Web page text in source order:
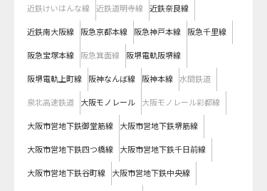
近鉄けいはんな線 近鉄道明寺線 近鉄奈良線
近鉄南大阪線 阪急京都本線 阪急神戸本線 阪急千里線
阪急宝塚本線 阪急箕面線 阪堺電軌阪堺線
阪堺電軌上町線 阪神なんば線 阪神本線 水間鉄道
泉北高速鉄道 大阪モノレール 大阪モノレール彩都線
大阪市営地下鉄御堂筋線 大阪市営地下鉄堺筋線
大阪市営地下鉄四つ橋線 大阪市営地下鉄千日前線
大阪市営地下鉄谷町線 大阪市営地下鉄中央線